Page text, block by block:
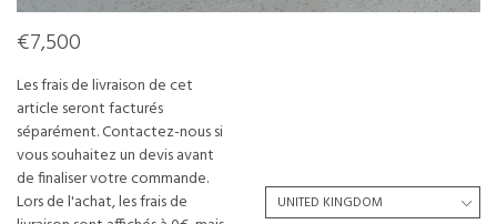
€7,500
Les frais de livraison de cet
article seront facturés
séparément. Contactez-nous si
vous souhaitez un devis avant
de finaliser votre commande.
Lors de l'achat, les frais de